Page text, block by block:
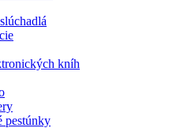
kníh
pestúnky